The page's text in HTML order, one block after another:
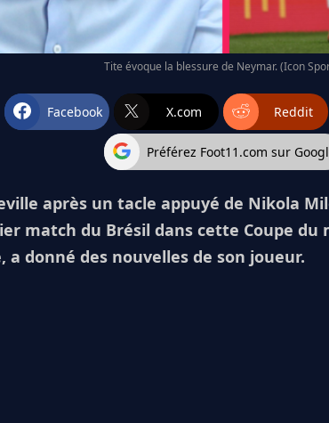
Tite évoque la blessure de Neymar. (Icon
Facebook X.com Reddit
Préférez Foot11.com sur
après un tacle appuyé de Nikola
match du Brésil dans cette Coupe du
a donné des nouvelles de son joueur.